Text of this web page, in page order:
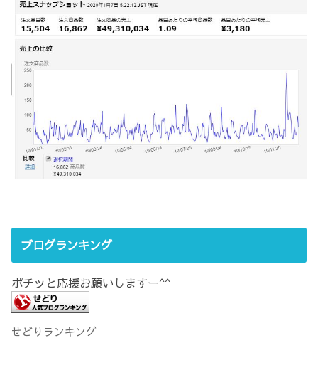
ブログランキング
ポチッと応援お願いしますー^^
せどりランキング